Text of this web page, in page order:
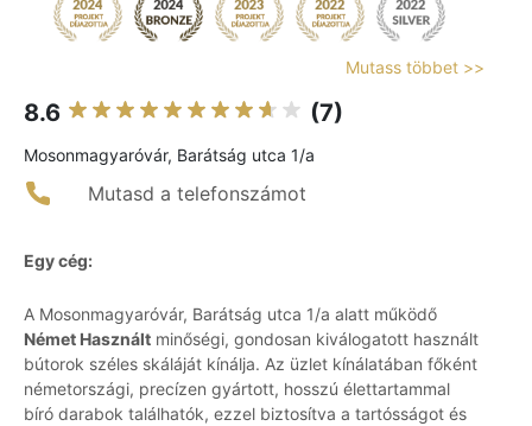
Mutass többet >>
8.6 (7)
Mosonmagyaróvár, Barátság utca 1/a
Mutasd a telefonszámot
Egy cég:
A Mosonmagyaróvár, Barátság utca 1/a alatt működő
Német Használt minőségi, gondosan kiválogatott használt
bútorok széles skáláját kínálja. Az üzlet kínálatában főként
németországi, precízen gyártott, hosszú élettartammal
bíró darabok találhatók, ezzel biztosítva a tartósságot és